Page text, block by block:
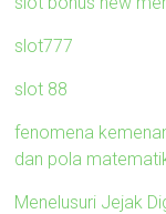
slot777
slot 88
fenomena
dan pola
Menelusuri Jejak